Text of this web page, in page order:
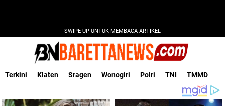
SWIPE UP UNTUK MEMBACA ARTIKEL
Terkini Klaten Sragen Wonogiri Polri TNI TMMD